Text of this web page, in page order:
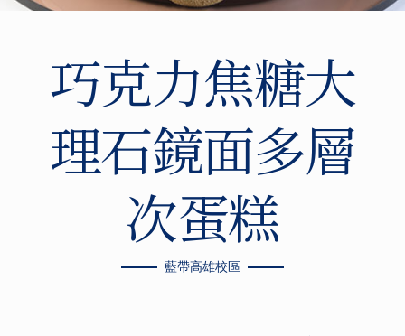
巧克力焦糖大
理石鏡面多層
次蛋糕
藍帶高雄校區